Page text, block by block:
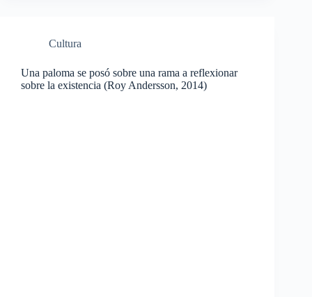
Cultura
Una paloma se posó sobre una rama a reflexionar
sobre la existencia (Roy Andersson, 2014)